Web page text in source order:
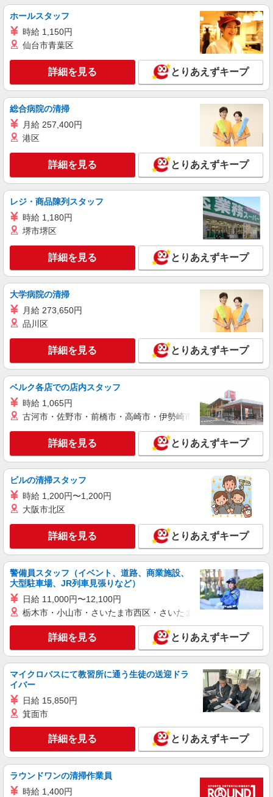
ホールスタッフ
時給 1,150円
仙台市青葉区
詳細を見る とりあえずキープ
総合病院の清掃
月給 257,400円
港区
詳細を見る とりあえずキープ
レジ・商品陳列スタッフ
時給 1,180円
堺市堺区
詳細を見る とりあえずキープ
大学病院の清掃
月給 273,650円
品川区
詳細を見る とりあえずキープ
ベルク各店での店内スタッフ
時給 1,065円
古河市・佐野市・前橋市・高崎市・伊勢崎市・太田市・館林市
詳細を見る とりあえずキープ
ビルの清掃スタッフ
時給 1,200円〜1,200円
大阪市北区
詳細を見る とりあえずキープ
警備員スタッフ（イベント、道路、商業施設、
大型駐車場、JR列車見張りなど）
日給 11,000円〜12,100円
栃木市・小山市・さいたま市西区・さいたま市岩槻区・久喜市・
詳細を見る とりあえずキープ
マイクロバスにて教習所に通う生徒の送迎ドラ
イバー
日給 15,850円
箕面市
詳細を見る とりあえずキープ
ラウンドワンの清掃作業員
時給 1,400円